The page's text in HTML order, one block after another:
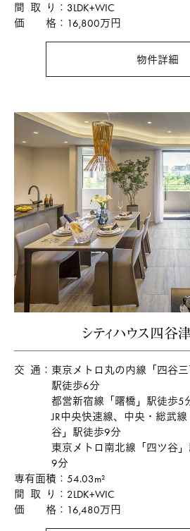
間取り
3LDK+WIC
価格
16,800万円
物件詳細
シティハウス四谷
交通
東京メトロ丸の内線「四谷三
駅徒歩6分
都営新宿線「曙橋」駅徒歩5
JR中央快速線、中央・総武線
谷」駅徒歩9分
東京メトロ南北線「四ツ谷
9分
専有面積
54.03m²
間取り
2LDK+WIC
価格
16,480万円